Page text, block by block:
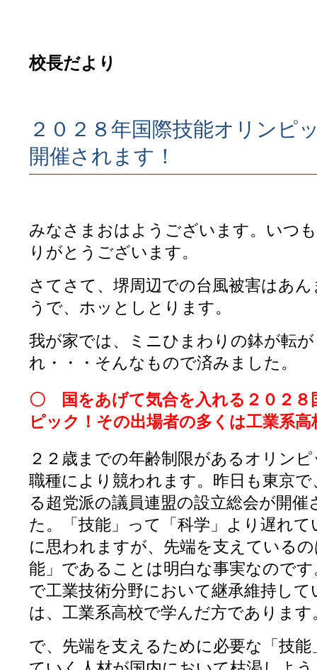
校長だより
２０２８年国際技能オリンピ
開催されます！
みなさまおはようございます。いつ
りがとうございます。
さてさて、堺周辺での台風被害はあ
うで、ホッとしとります。
我が家では、ミニひまわりの鉢が転
れ・・・そんなもので済みました。
〇 国をあげて気合を入れる２０２８
ピック！その出場者の多くは工業系高
２２歳までの年齢制限があるオリン
職種により競われます。昨日も東京で
る超党派の議員連盟の設立総会が開
た。「技能」って「科学」より遅れ
に思われますが、先端を支えている
能」であることは明白な事実なので
で工業技術分野において継承維持して
は、工業系高校で学んだ方であります
で、先端を支えるために必要な「技能